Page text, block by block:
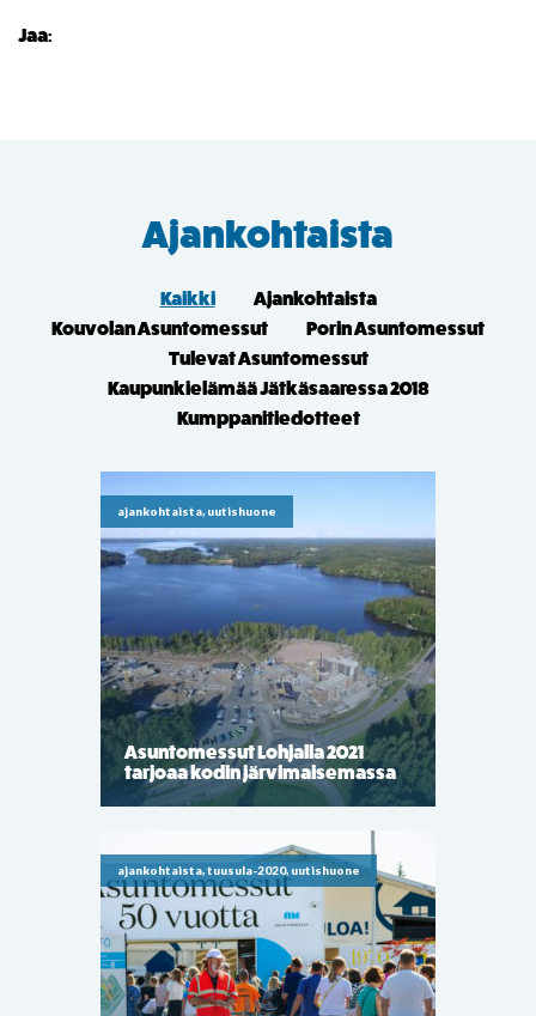
Jaa:
Ajankohtaista
Kaikki
Ajankohtaista
Kouvolan Asuntomessut
Porin Asuntomessut
Tulevat Asuntomessut
Kaupunkielämää Jätkäsaaressa 2018
Kumppanitiedotteet
ajankohtaista, uutishuone
Asuntomessut Lohjalla 2021
tarjoaa kodin järvimaisemassa
ajankohtaista, tuusula-2020, uutishuone